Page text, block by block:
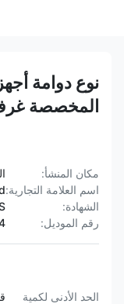
نوع دوامة
المخصصة
مكان المنشأ:
اسم العلامة التجارية:
الشهادة:
رقم الموديل:
الحد الأدنى لكمية